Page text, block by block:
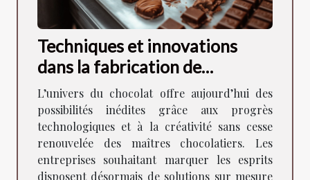
Techniques et innovations
dans la fabrication de
chocolats personnalisés pour
les sociétés
L’univers du chocolat offre aujourd’hui des
possibilités inédites grâce aux progrès
technologiques et à la créativité sans cesse
renouvelée des maîtres chocolatiers. Les
entreprises souhaitant marquer les esprits
disposent désormais de solutions sur mesure